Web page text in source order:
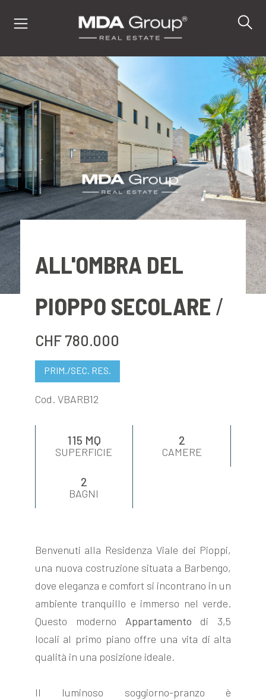
ALL'OMBRA DEL
PIOPPO SECOLARE
CHF 780.000
PRIM./SEC. RES.
Cod. VBARB12
115 MQ
SUPERFICIE
2
CAMERE
2
BAGNI
Benvenuti alla Residenza Viale dei Pioppi,
una nuova costruzione situata a Barbengo,
dove eleganza e comfort si incontrano in un
ambiente tranquillo e immerso nel verde.
Questo moderno Appartamento di 3,5
locali al primo piano offre una vita di alta
qualità in una posizione ideale.
Il luminoso soggiorno-pranzo è
IT
EN
DE
IMMOBILI
ACQUISTA
NEWS
AZIENDA
CONTATTI
FOLLOW